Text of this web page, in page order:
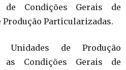
Condições Gerais de
Produção Particularizadas.
de Produção
as Condições Gerais de